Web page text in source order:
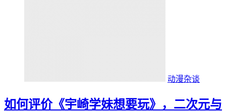
动漫杂谈
如何评价《宇崎学妹想要玩》，二次元与